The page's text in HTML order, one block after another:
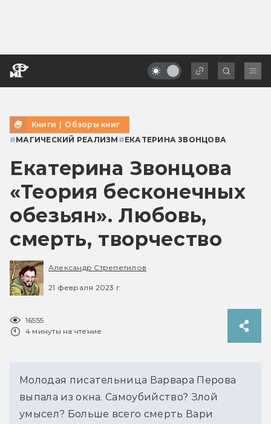
Книги | Обзоры книг
#МАГИЧЕСКИЙ РЕАЛИЗМ #ЕКАТЕРИНА ЗВОНЦОВА
Екатерина Звонцова
«Теория бесконечных
обезьян». Любовь,
смерть, творчество
Александр Стрепетилов
21 февраля 2023 г.
16555
4 минуты на чтение
Молодая писательница Варвара Перова
выпала из окна. Самоубийство? Злой
умысел? Больше всего смерть Вари